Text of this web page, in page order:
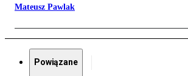
Mateusz Pawlak
Powiązane